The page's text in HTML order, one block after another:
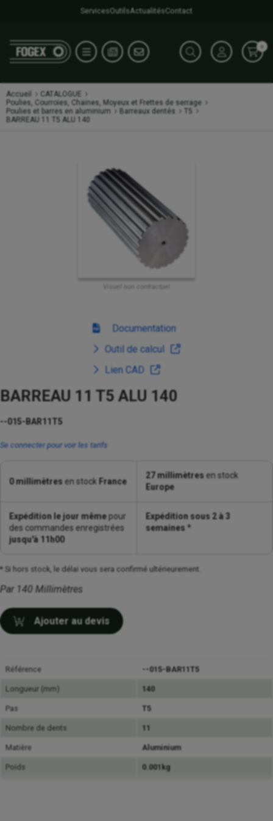
ServicesOutilsActualitésContact
0
Accueil
CATALOGUE
Poulies, Courroies, Chaines, Moyeux et Frettes de serrage
Poulies et barres en aluminium
Barreaux dentés
T5
BARREAU 11 T5 ALU 140
Visuel non contractuel
Documentation
Outil de calcul
Lien CAD
BARREAU 11 T5 ALU 140
--015-BAR11T5
Se connecter pour voir les tarifs
0 millimètresen stock France
27 millimètresen stock
Europe
Expédition le jour mêmepour
des commandes enregistrées
jusqu'à 11h00
Expédition sous 2 à 3
semaines *
* Si hors stock, le délai vous sera confirmé ultérieurement.
Par 140 Millimètres
Ajouter au devis
Référence --015-BAR11T5
Longueur (mm) 140
Pas T5
Nombre de dents 11
Matière Aluminium
Poids 0.001kg